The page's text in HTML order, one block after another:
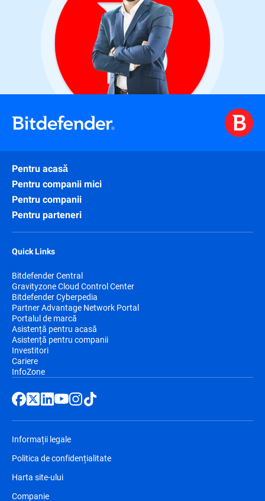
Pentru acasă
Pentru companii mici
Pentru companii
Pentru parteneri
Quick Links
Bitdefender Central
Gravityzone Cloud Control Center
Bitdefender Cyberpedia
Partner Advantage Network Portal
Portalul de marcă
Asistență pentru acasă
Asistență pentru companii
Investitori
Cariere
InfoZone
Informații legale
Politica de confidențialitate
Harta site-ului
Companie